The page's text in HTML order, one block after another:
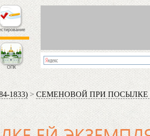
ОПК
1833) >СЕМЕНОВОЙ ПРИ ПОСЫЛКЕ